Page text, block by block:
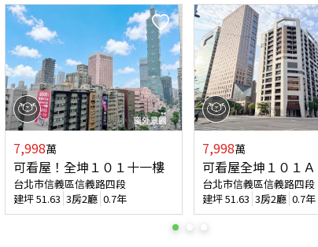
7,998萬
可看屋！全坤１０１十一樓
台北市信義區信義路四段
建坪51.63 3房2廳 0.7年
7,998萬
可看屋全坤１０１
台北市信義區信義路四段
建坪51.63 3房2廳 0.7年